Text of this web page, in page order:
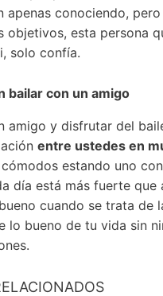
apenas conociendo,
objetivos, esta persona
solo confía.
bailar con un amigo
amigo y disfrutar del
entre ustedes en
estando uno
día está más fuerte que
cuando se trata de
lo bueno de tu vida sin